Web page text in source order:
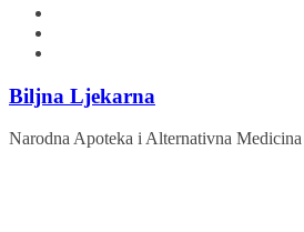
Biljna Ljekarna
Narodna Apoteka i Alternativna